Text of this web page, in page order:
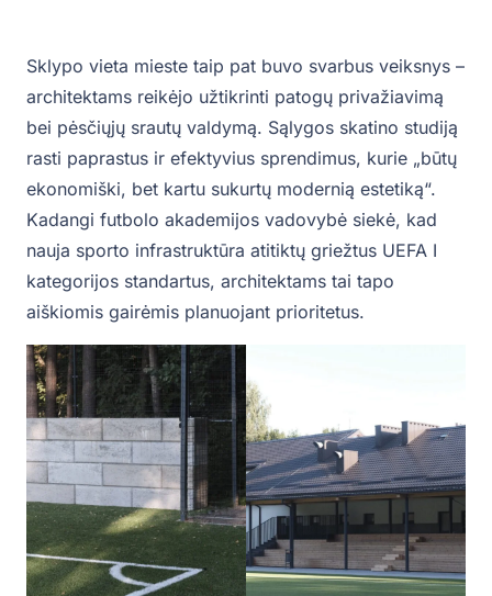
Sklypo vieta mieste taip pat buvo svarbus veiksnys –
architektams reikėjo užtikrinti patogų privažiavimą
bei pėsčiųjų srautų valdymą. Sąlygos skatino studiją
rasti paprastus ir efektyvius sprendimus, kurie „būtų
ekonomiški, bet kartu sukurtų modernią estetiką“.
Kadangi futbolo akademijos vadovybė siekė, kad
nauja sporto infrastruktūra atitiktų griežtus UEFA I
kategorijos standartus, architektams tai tapo
aiškiomis gairėmis planuojant prioritetus.